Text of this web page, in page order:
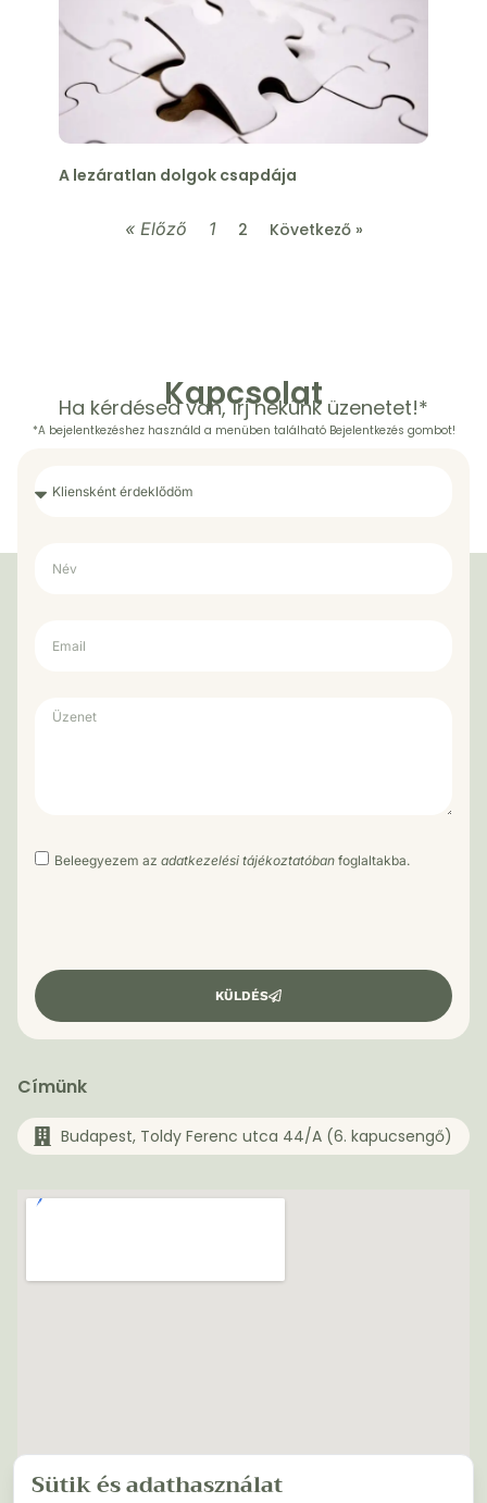
A lezáratlan dolgok csapdája
« Előző 1 2 Következő »
Kapcsolat
Ha kérdésed van, írj nekünk üzenetet!*
*A bejelentkezéshez használd a menüben található Bejelentkezés gombot!
Beleegyezem az adatkezelési tájékoztatóban foglaltakba.
KÜLDÉS
Címünk
Budapest, Toldy Ferenc utca 44/A (6. kapucsengő)
Sütik és adathasználat